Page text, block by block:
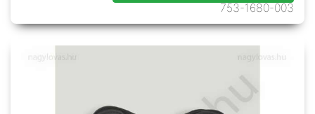
753-1680-003